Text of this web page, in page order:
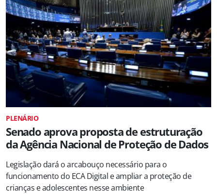
PLENÁRIO
Senado aprova proposta de estruturação
da Agência Nacional de Proteção de Dados
Legislação dará o arcabouço necessário para o
funcionamento do ECA Digital e ampliar a proteção de
crianças e adolescentes nesse ambiente